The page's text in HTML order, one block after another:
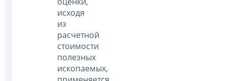
исходя
из
расчетной
стоимости
полезных
ископаемых,